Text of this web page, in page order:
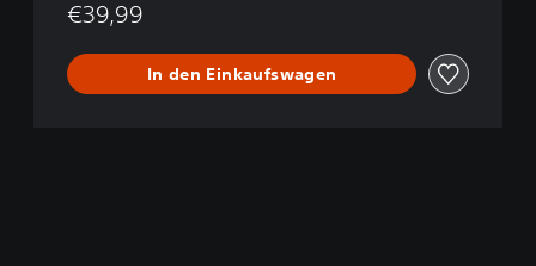
€39,99
In den Einkaufswagen